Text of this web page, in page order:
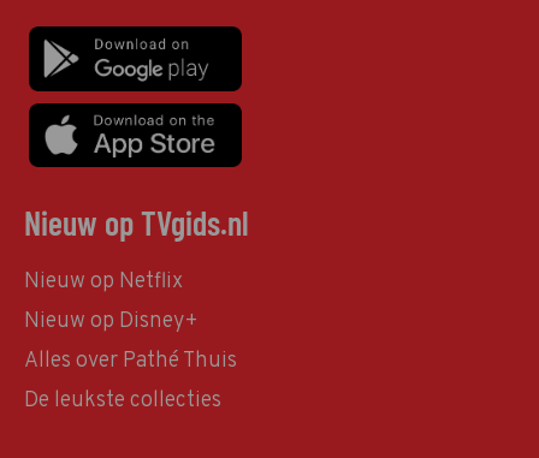
Nieuw op TVgids.nl
Nieuw op Netflix
Nieuw op Disney+
Alles over Pathé Thuis
De leukste collecties